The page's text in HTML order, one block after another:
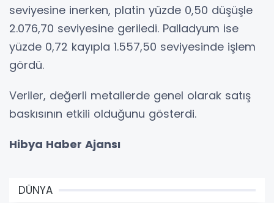
seviyesine inerken, platin yüzde 0,50 düşüşle
2.076,70 seviyesine geriledi. Palladyum ise
yüzde 0,72 kayıpla 1.557,50 seviyesinde işlem
gördü.
Veriler, değerli metallerde genel olarak satış
baskısının etkili olduğunu gösterdi.
Hibya Haber Ajansı
DÜNYA